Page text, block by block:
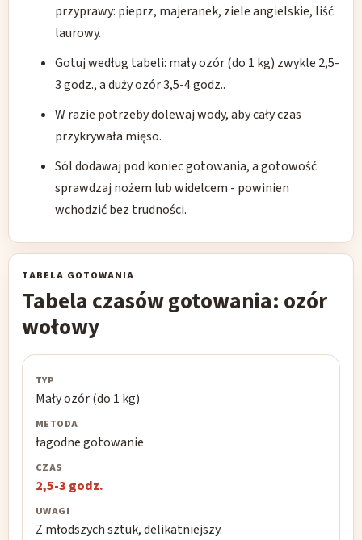
przyprawy: pieprz, majeranek, ziele angielskie, liść
laurowy.
Gotuj według tabeli: mały ozór (do 1 kg) zwykle 2,5-
3 godz., a duży ozór 3,5-4 godz..
W razie potrzeby dolewaj wody, aby cały czas
przykrywała mięso.
Sól dodawaj pod koniec gotowania, a gotowość
sprawdzaj nożem lub widelcem - powinien
wchodzić bez trudności.
TABELA GOTOWANIA
Tabela czasów gotowania: ozór
wołowy
Typ
Metoda
Czas
Uwagi
Mały ozór (do 1 kg)
łagodne gotowanie
2,5-3 godz.
Z młodszych sztuk, delikatniejszy.